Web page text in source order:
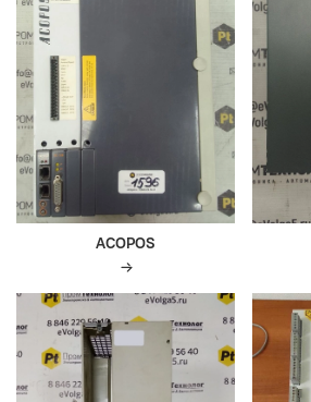
ACOPOS